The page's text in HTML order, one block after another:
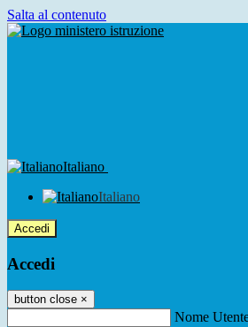
Salta al contenuto
Italiano
Italiano
Accedi
Accedi
button close ×
Nome